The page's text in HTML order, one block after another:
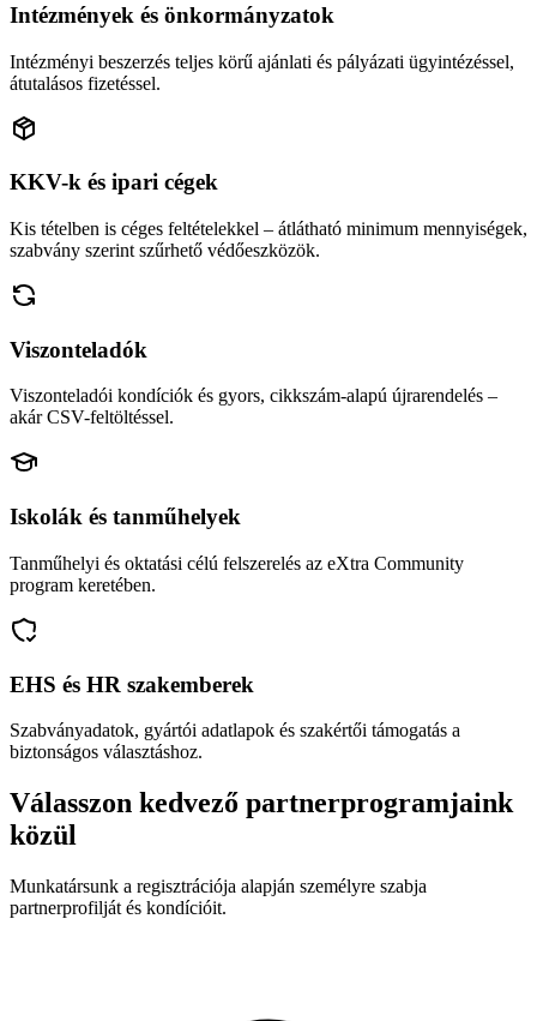
Intézmények és önkormányzatok
Intézményi beszerzés teljes körű ajánlati és pályázati ügyintézéssel,
átutalásos fizetéssel.
KKV-k és ipari cégek
Kis tételben is céges feltételekkel – átlátható minimum mennyiségek,
szabvány szerint szűrhető védőeszközök.
Viszonteladók
Viszonteladói kondíciók és gyors, cikkszám-alapú újrarendelés –
akár CSV-feltöltéssel.
Iskolák és tanműhelyek
Tanműhelyi és oktatási célú felszerelés az eXtra Community
program keretében.
EHS és HR szakemberek
Szabványadatok, gyártói adatlapok és szakértői támogatás a
biztonságos választáshoz.
Válasszon kedvező partnerprogramjaink
közül
Munkatársunk a regisztrációja alapján személyre szabja
partnerprofilját és kondícióit.